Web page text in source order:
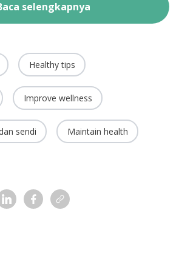
selengkapnya
Healthy tips
Improve wellness
sendi Maintain health